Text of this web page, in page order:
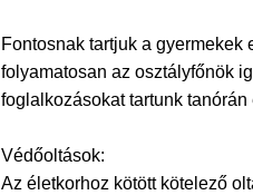
Fontosnak tartjuk a gyermekek
folyamatosan az osztályfőnök
foglalkozásokat tartunk
Védőoltások:
Az életkorhoz kötött kötelező